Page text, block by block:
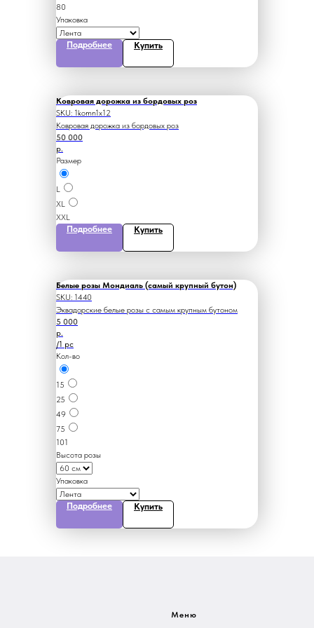
80
Упаковка
Подробнее Купить
Ковровая дорожка из бордовых роз
SKU: 1komn1x12
Ковровая дорожка из бордовых роз
50 000
р.
Размер
L
XL
XXL
Подробнее Купить
Белые розы Мондиаль (самый крупный бутон)
SKU: 1440
Эквадорские белые розы с самым крупным бутоном
5 000
р.
/1 pc
Кол-во
15
25
49
75
101
Высота розы
Упаковка
Подробнее Купить
Меню